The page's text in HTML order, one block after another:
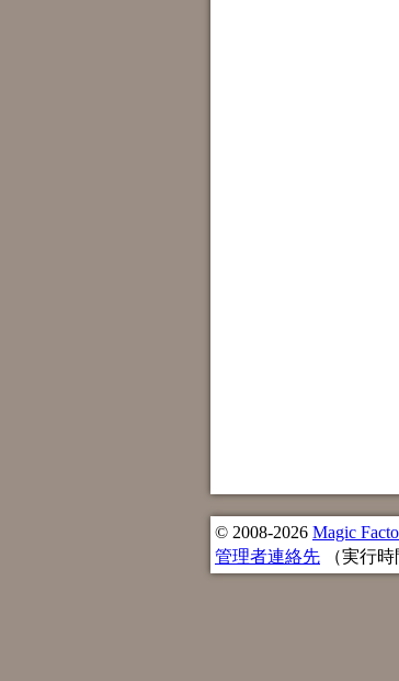
© 2008-2026 Magic
管理者連絡先 （実行時